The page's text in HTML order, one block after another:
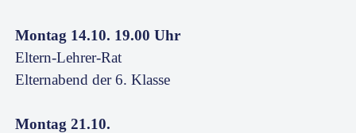
Montag 14.10. 19.00 Uhr
Eltern-Lehrer-Rat
Elternabend der 6. Klasse
Montag 21.10.